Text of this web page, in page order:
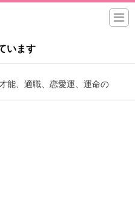
います
能、適職、恋愛運、運命の